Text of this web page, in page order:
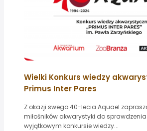
Wielki Konkurs wiedzy
Primus Inter Pares
Z okazji swego 40-lecia Aquael
miłośników akwarystyki do
wyjątkowym konkursie wiedzy...